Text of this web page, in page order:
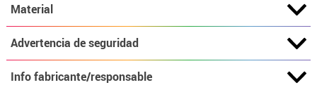
Material
Advertencia de seguridad
Info fabricante/responsable